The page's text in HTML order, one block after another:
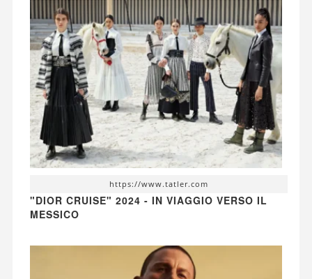
https://www.tatler.com
"DIOR CRUISE" 2024 - IN VIAGGIO VERSO IL
MESSICO